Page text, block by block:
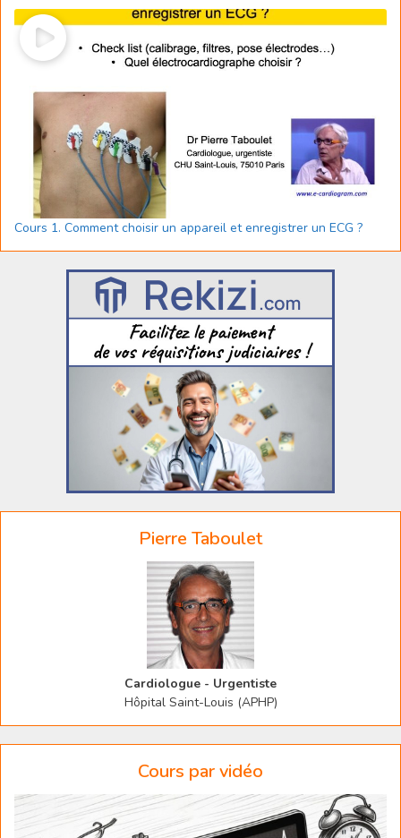
Cours 1. Comment choisir un appareil et enregistrer un ECG ?
Pierre Taboulet
Cardiologue - Urgentiste
Hôpital Saint-Louis (APHP)
Cours par vidéo